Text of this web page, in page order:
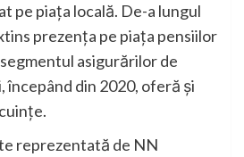
pe piața locală. De-a lungul
prezența pe piața pensiilor
asigurărilor de
începând din 2020, oferă și
reprezentată de NN